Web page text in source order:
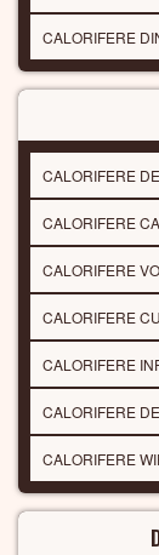
CALORIFERE
CALORIFERE
CALORIFERE
CALORIFERE
CALORIFERE
CALORIFERE
CALORIFERE
CALORIFERE